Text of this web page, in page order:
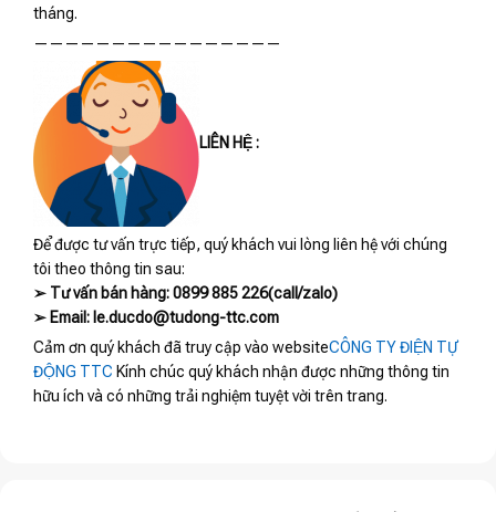
tháng.
————————————————
LIÊN HỆ :
Để được tư vấn trực tiếp, quý khách vui lòng liên hệ với chúng
tôi theo thông tin sau:
➢ Tư vấn bán hàng: 0899 885 226(call/zalo)
➢ Email: le.ducdo@tudong-ttc.com
Cảm ơn quý khách đã truy cập vào websiteCÔNG TY ĐIỆN TỰ
ĐỘNG TTC Kính chúc quý khách nhận được những thông tin
hữu ích và có những trải nghiệm tuyệt vời trên trang.